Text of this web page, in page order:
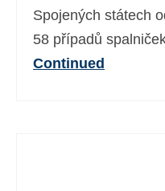
Spojených státech
58 případů
Continued